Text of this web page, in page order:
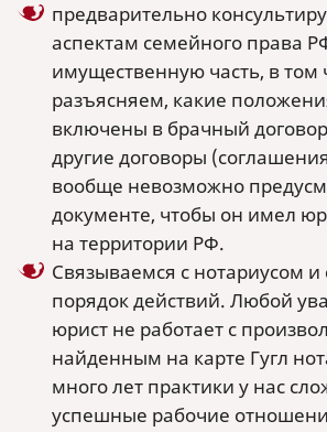
предварительно
аспектам семейного права
имущественную часть, в том
разъясняем, какие
включены в брачный
другие договоры
вообще невозможно
документе, чтобы он имел
на территории РФ.
Связываемся с нотариусом и
порядок действий. Любой
юрист не работает с
найденным на карте Гугл
много лет практики у нас
успешные рабочие